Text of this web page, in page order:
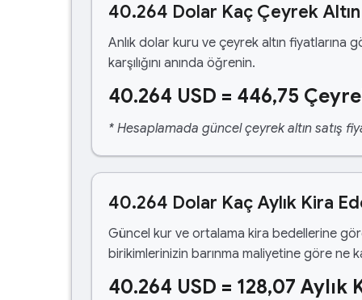
40.264 Dolar Kaç Çeyrek
Anlık dolar kuru ve çeyrek altın fiyatlarına
karşılığını anında öğrenin.
40.264 USD = 446,75
* Hesaplamada güncel çeyrek altın satış
40.264 Dolar Kaç Aylık Kira
Güncel kur ve ortalama kira bedellerine
birikimlerinizin barınma maliyetine göre ne
40.264 USD = 128,07 Aylık